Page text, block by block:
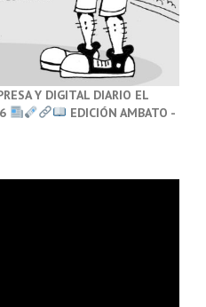
Y DIGITAL DIARIO EL
EDICIÓN AMBATO -